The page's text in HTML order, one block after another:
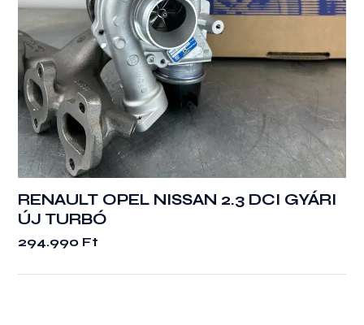
RENAULT OPEL NISSAN 2.3 DCI GYÁRI
ÚJ TURBÓ
294.990 Ft